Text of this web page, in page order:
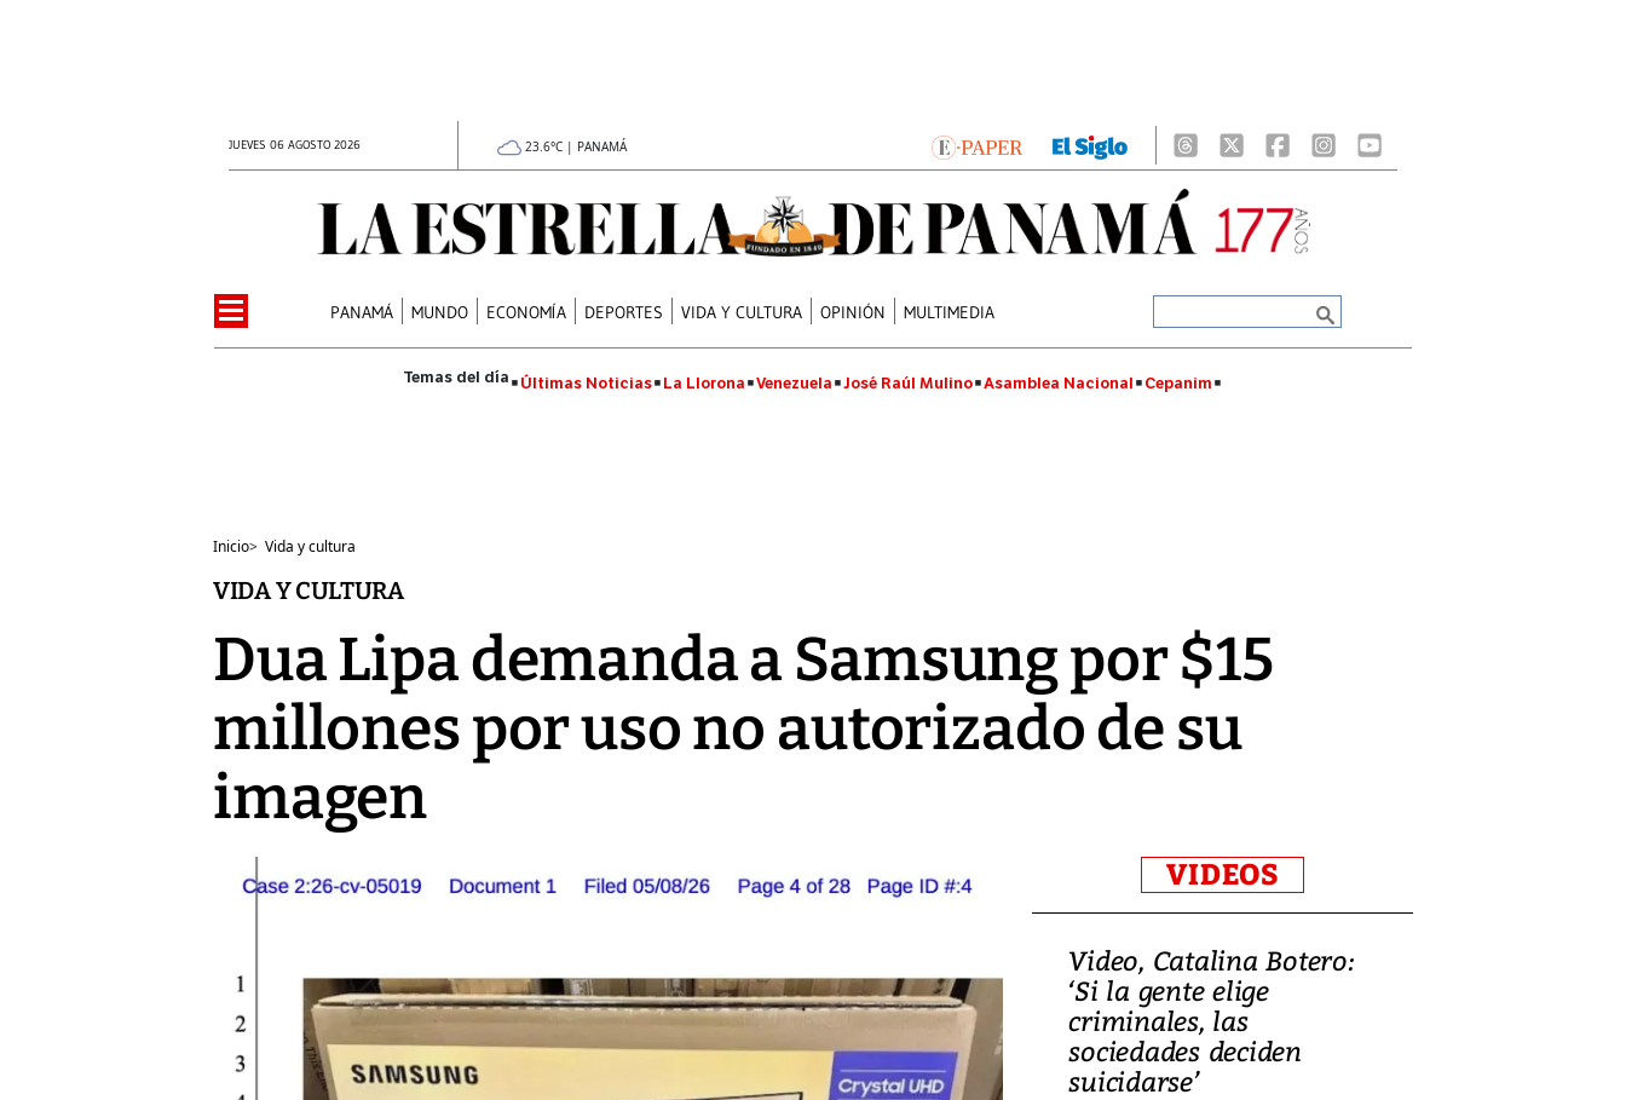
JUEVES 06 AGOSTO 2026 23.6°C | PANAMÁ
PANAMÁ MUNDO ECONOMÍA DEPORTES VIDA Y CULTURA OPINIÓN MULTIMEDIA
Últimas Noticias La Llorona Venezuela José Raúl Mulino Asamblea Nacional Cepanim
Inicio> Vida y cultura
VIDA Y CULTURA
Dua Lipa demanda a Samsung por $15
millones por uso no autorizado de su
imagen
VIDEOS
deja heridos y graves
daños en Kumamoto
Video, Catalina Botero:
‘Si la gente elige
criminales, las
sociedades deciden
suicidarse’